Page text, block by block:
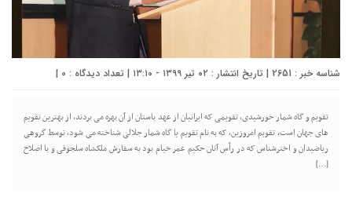
شناسه خبر : 2651 | تاریخ انتشار : ۰۲ تیر ۱۳۹۹ - ۱۳:۱۰ | تعداد دیدگاه : 0
|
تقویم و گاه شمار خورشیدی، تقویمی که ایرانیان از عهد باستان از آن بهره می بردند، از بهترین تقویم
های جهان است، تقویم امروزین، که به نام تقویم یا گاه شمار جلالی شناخته می شود، توسط گروهی
ریاضیدان و اخترشناس که در رأس آنان حکیم عمر خیام بود به سفارش ملکشاه سلجوقی و با اصلاح
[…]